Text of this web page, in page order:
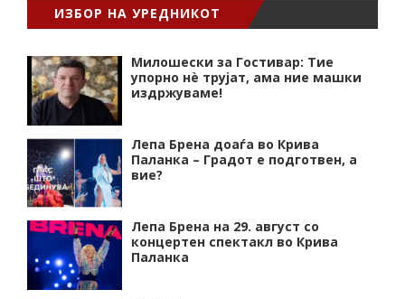
ИЗБОР НА УРЕДНИКОТ
Милошески за Гостивар: Тие
упорно нѐ трујат, ама ние машки
издржуваме!
Лепа Брена доаѓа во Крива
Паланка – Градот е подготвен, а
вие?
Лепа Брена на 29. август со
концертен спектакл во Крива
Паланка